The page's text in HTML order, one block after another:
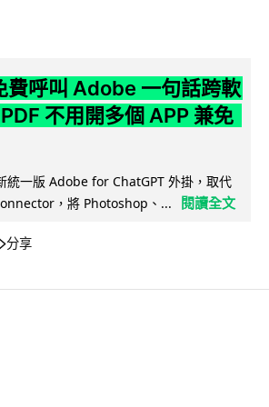
費呼叫 Adobe 一句話跨軟
不用開多個 APP 兼免
統一版 Adobe for ChatGPT 外掛，取代
，將 Photoshop、...
閱讀全文
分享